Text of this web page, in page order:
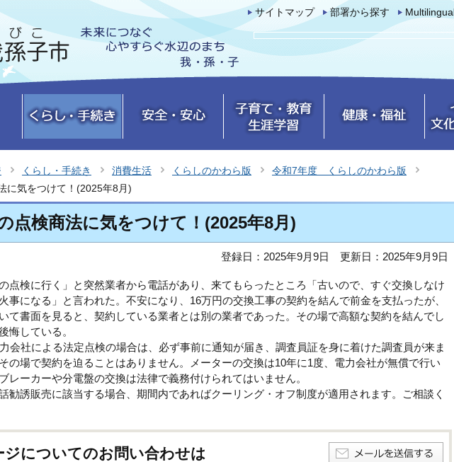
サイトマップ 部署から探す Multilingual
くらし・手続き 消費生活 くらしのかわら版
令和7年度 くらしのかわら版
に気をつけて！(2025年8月)
点検商法に気をつけて！(2025年8月)
登録日：2025年9月9日 更新日：2025年9月9日
点検に行く」と突然業者から電話があり、来てもらったところ「古いので、すぐ交換しなけ
事になる」と言われた。不安になり、16万円の交換工事の契約を結んで前金を支払ったが、
て書面を見ると、契約している業者とは別の業者であった。その場で高額な契約を結んでし
悔している。
会社による法定点検の場合は、必ず事前に通知が届き、調査員証を身に着けた調査員が来ま
の場で契約を迫ることはありません。メーターの交換は10年に1度、電力会社が無償で行い
レーカーや分電盤の交換は法律で義務付けられてはいません。
勧誘販売に該当する場合、期間内であればクーリング・オフ制度が適用されます。ご相談く
ジについてのお問い合わせは